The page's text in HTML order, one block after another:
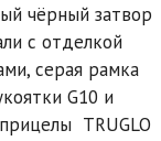
чёрный затвор
с отделкой
серая рамка
G10 и
TRUGLO